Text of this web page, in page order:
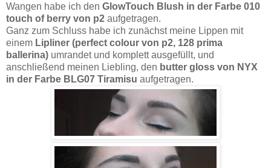
Wangen habe ich den GlowTouch Blush in der Farbe 010
touch of berry von p2 aufgetragen.
Ganz zum Schluss habe ich zunächst meine Lippen mit
einem Lipliner (perfect colour von p2, 128 prima
ballerina) umrandet und komplett ausgefüllt, und
anschließend meinen Liebling, den butter gloss von NYX
in der Farbe BLG07 Tiramisu aufgetragen.